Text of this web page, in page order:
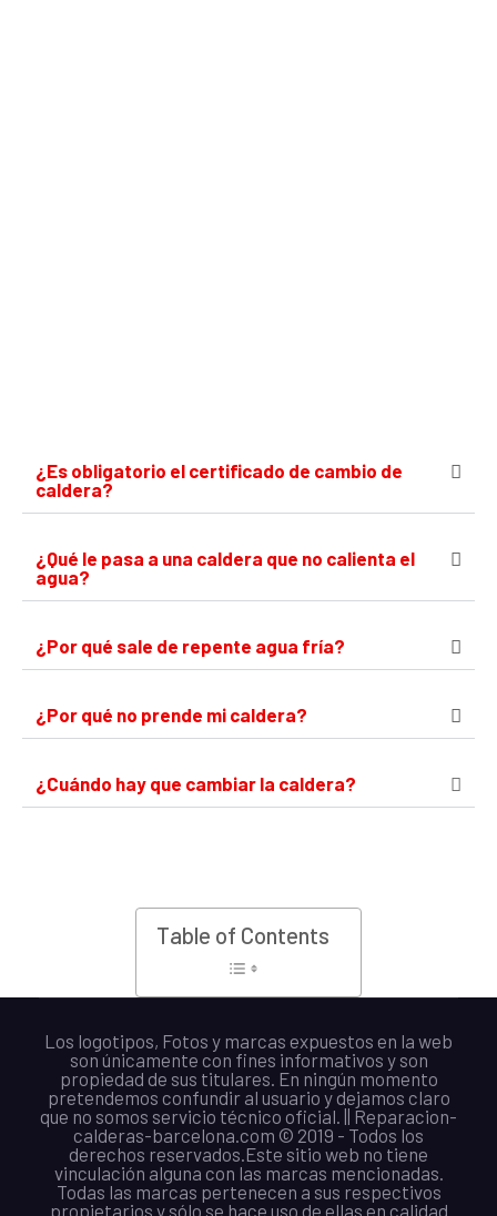
¿Es obligatorio el certificado de cambio de
caldera?
¿Qué le pasa a una caldera que no calienta el
agua?
¿Por qué sale de repente agua fría?
¿Por qué no prende mi caldera?
¿Cuándo hay que cambiar la caldera?
Table of Contents
Los logotipos, Fotos y marcas expuestos en la web
son únicamente con fines informativos y son
propiedad de sus titulares. En ningún momento
pretendemos confundir al usuario y dejamos claro
que no somos servicio técnico oficial. || Reparacion-
calderas-barcelona.com © 2019 - Todos los
derechos reservados.Este sitio web no tiene
vinculación alguna con las marcas mencionadas.
Todas las marcas pertenecen a sus respectivos
propietarios y sólo se hace uso de ellas en calidad